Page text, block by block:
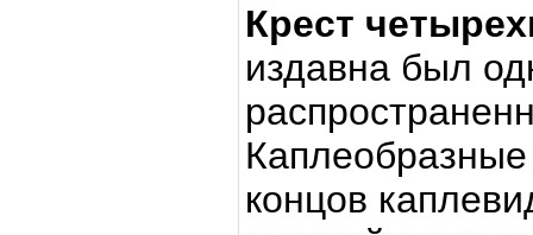
Крест
издавна был
концов